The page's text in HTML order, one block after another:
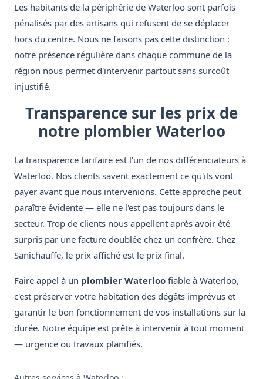
Les habitants de la périphérie de Waterloo sont parfois
pénalisés par des artisans qui refusent de se déplacer
hors du centre. Nous ne faisons pas cette distinction :
notre présence régulière dans chaque commune de la
région nous permet d'intervenir partout sans surcoût
injustifié.
Transparence sur les prix de
notre plombier Waterloo
La transparence tarifaire est l'un de nos différenciateurs à
Waterloo. Nos clients savent exactement ce qu'ils vont
payer avant que nous intervenions. Cette approche peut
paraître évidente — elle ne l'est pas toujours dans le
secteur. Trop de clients nous appellent après avoir été
surpris par une facture doublée chez un confrère. Chez
Sanichauffe, le prix affiché est le prix final.
Faire appel à un plombier Waterloo fiable à Waterloo,
c'est préserver votre habitation des dégâts imprévus et
garantir le bon fonctionnement de vos installations sur la
durée. Notre équipe est prête à intervenir à tout moment
— urgence ou travaux planifiés.